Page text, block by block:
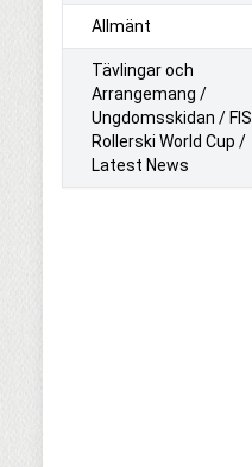
Allmänt
Tävlingar och
Arrangemang /
Ungdomsskidan / FIS
Rollerski World Cup /
Latest News